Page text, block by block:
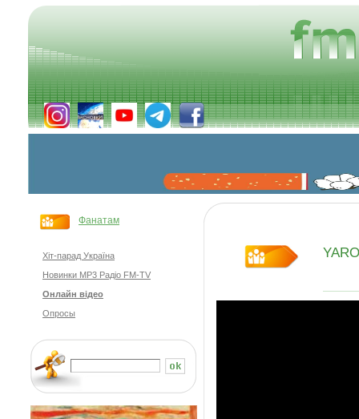
Фанатам
Хіт-парад Україна
Новинки MP3 Радіо FM-TV
Онлайн відео
Опросы